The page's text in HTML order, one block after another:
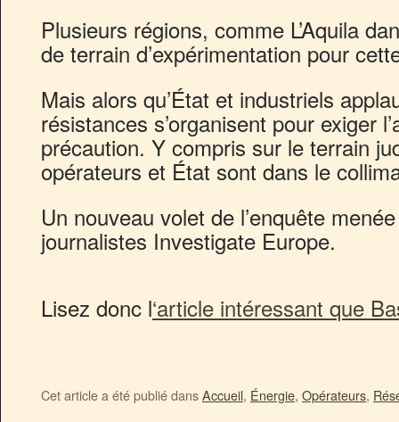
Plusieurs régions, comme L’Aquila
de terrain d’expérimentation pour
Mais alors qu’État et industriels
résistances s’organisent pour exiger
précaution. Y compris sur le terrain
opérateurs et État sont dans le
Un nouveau volet de l’enquête
journalistes Investigate Europe.
Lisez donc l‘article intéressant que
Cet article a été publié dansAccueil, Énergie, Opérateurs,